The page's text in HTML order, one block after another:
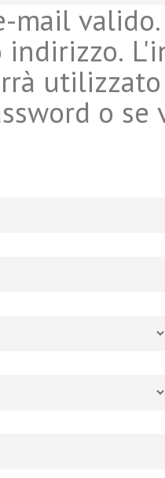
mail
indirizzo.
o